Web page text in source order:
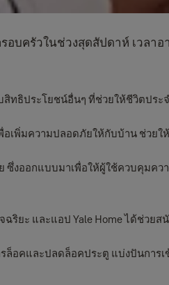
ครัวในช่วงสุดสัปดาห์ เวลาอ
ธิประโยชน์อื่นๆ ที่ช่วยให้ชีวิตประ
มความปลอดภัยให้กับบ้าน ช่วยใ
งออกแบบมาเพื่อให้ผู้ใช้ควบคุมค
ยะ และแอป Yale Home ได้ช่ว
อคและปลดล็อคประตู แบ่งปันกา